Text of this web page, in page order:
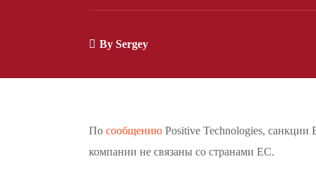
By Sergey
По сообщению Positive Technologies,
компании не связаны со странами ЕС.